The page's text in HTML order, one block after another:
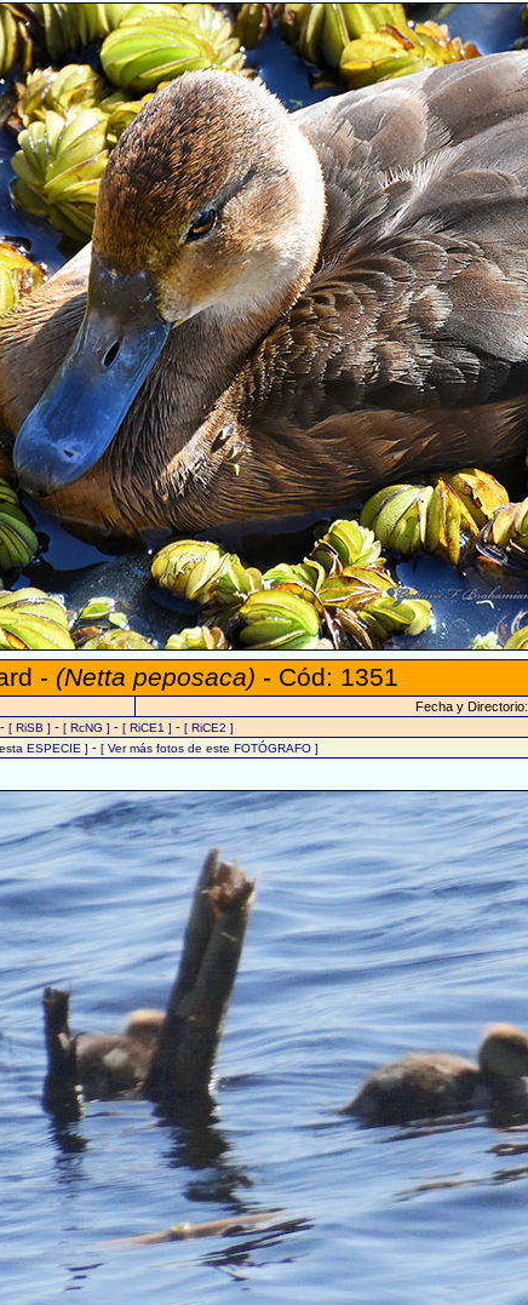
- (Netta peposaca) - Cód: 1351
Fecha y Directorio:
- [ RiSB ] - [ RcNG ] - [ RiCE1 ] - [ RiCE2 ]
ESPECIE ] - [ Ver más fotos de este FOTÓGRAFO ]